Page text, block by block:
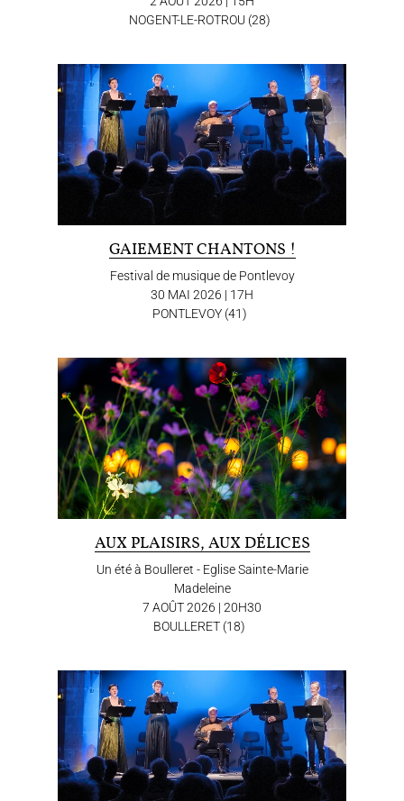
NOGENT-LE-ROTROU (28)
GAIEMENT CHANTONS !
Festival de musique de Pontlevoy
30 MAI 2026 | 17H
PONTLEVOY (41)
AUX PLAISIRS, AUX DÉLICES
Un été à Boulleret - Eglise Sainte-Marie
Madeleine
7 AOÛT 2026 | 20H30
BOULLERET (18)